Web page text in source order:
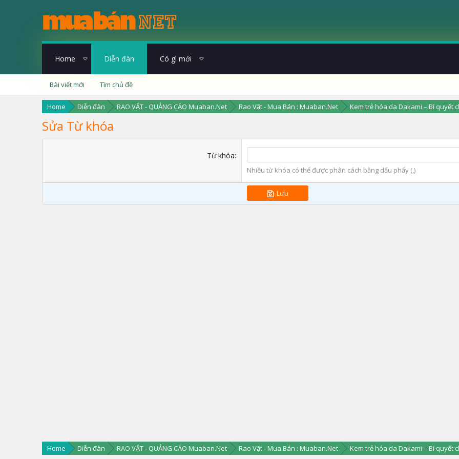
Home Diễn đàn Có gì mới
Bài viết mới Tìm chủ đề
Home Diễn đàn RAO VẶT - QUẢNG CÁO Muaban.Net Rao Vặt - Mua Bán : Muaban.Net Kem trẻ hóa da Dakami – Bí quyết
Sửa Từ khóa
Từ khóa
Nhiều từ khóa có thể được phân cách bằng dấu phẩy (,)
Lưu
Home Diễn đàn RAO VẶT - QUẢNG CÁO Muaban.Net Rao Vặt - Mua Bán : Muaban.Net Kem trẻ hóa da Dakami – Bí quyết